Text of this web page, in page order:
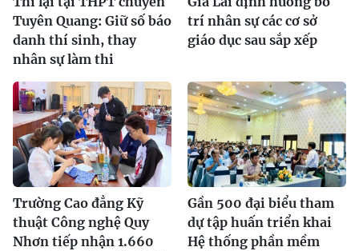
Tuyên Quang: Giữ số báo
danh thí sinh, thay
nhân sự làm thi
trí nhân sự các cơ sở
giáo dục sau sắp xếp
Trường Cao đẳng Kỹ
thuật Công nghệ Quy
Nhơn tiếp nhận 1.660
Gần 500 đại biểu tham
dự tập huấn triển khai
Hệ thống phần mềm